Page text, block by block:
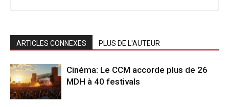
ARTICLES CONNEXES PLUS DE L'AUTEUR
Cinéma: Le CCM accorde plus de 26
MDH à 40 festivals